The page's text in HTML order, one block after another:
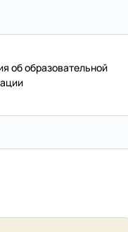
об образовательной